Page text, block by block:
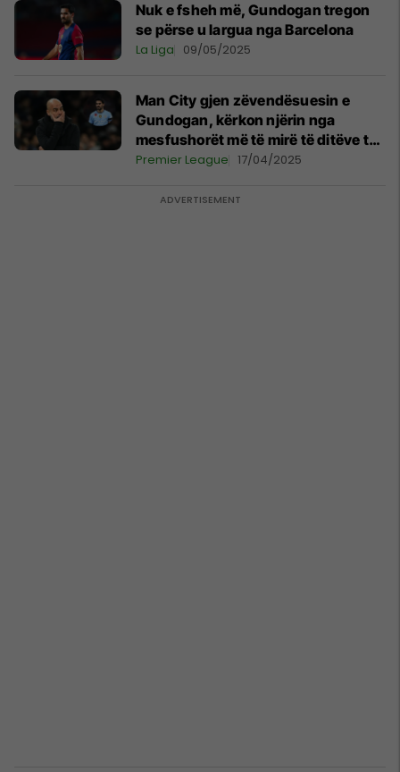
Nuk e fsheh më, Gundogan tregon
se përse u largua nga Barcelona
La Liga 09/05/2025
Man City gjen zëvendësuesin e
Gundogan, kërkon njërin nga
mesfushorët më të mirë të ditëve të
sotme
Premier League 17/04/2025